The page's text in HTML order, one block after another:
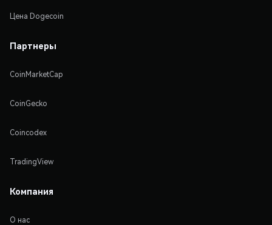
Цена Dogecoin
Партнеры
CoinMarketCap
CoinGecko
Coincodex
TradingView
Компания
О нас